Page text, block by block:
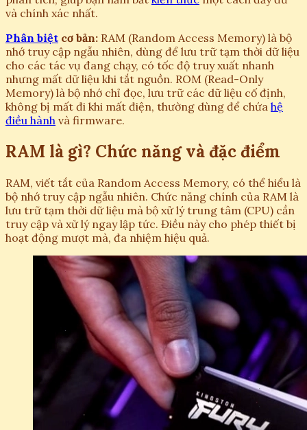
và chính xác nhất.
Phân biệt cơ bản: RAM (Random Access Memory) là bộ
nhớ truy cập ngẫu nhiên, dùng để lưu trữ tạm thời dữ liệu
cho các tác vụ đang chạy, có tốc độ truy xuất nhanh
nhưng mất dữ liệu khi tắt nguồn. ROM (Read-Only
Memory) là bộ nhớ chỉ đọc, lưu trữ các dữ liệu cố định,
không bị mất đi khi mất điện, thường dùng để chứa hệ
điều hành và firmware.
RAM là gì? Chức năng và đặc điểm
RAM, viết tắt của Random Access Memory, có thể hiểu là
bộ nhớ truy cập ngẫu nhiên. Chức năng chính của RAM là
lưu trữ tạm thời dữ liệu mà bộ xử lý trung tâm (CPU) cần
truy cập và xử lý ngay lập tức. Điều này cho phép thiết bị
hoạt động mượt mà, đa nhiệm hiệu quả.